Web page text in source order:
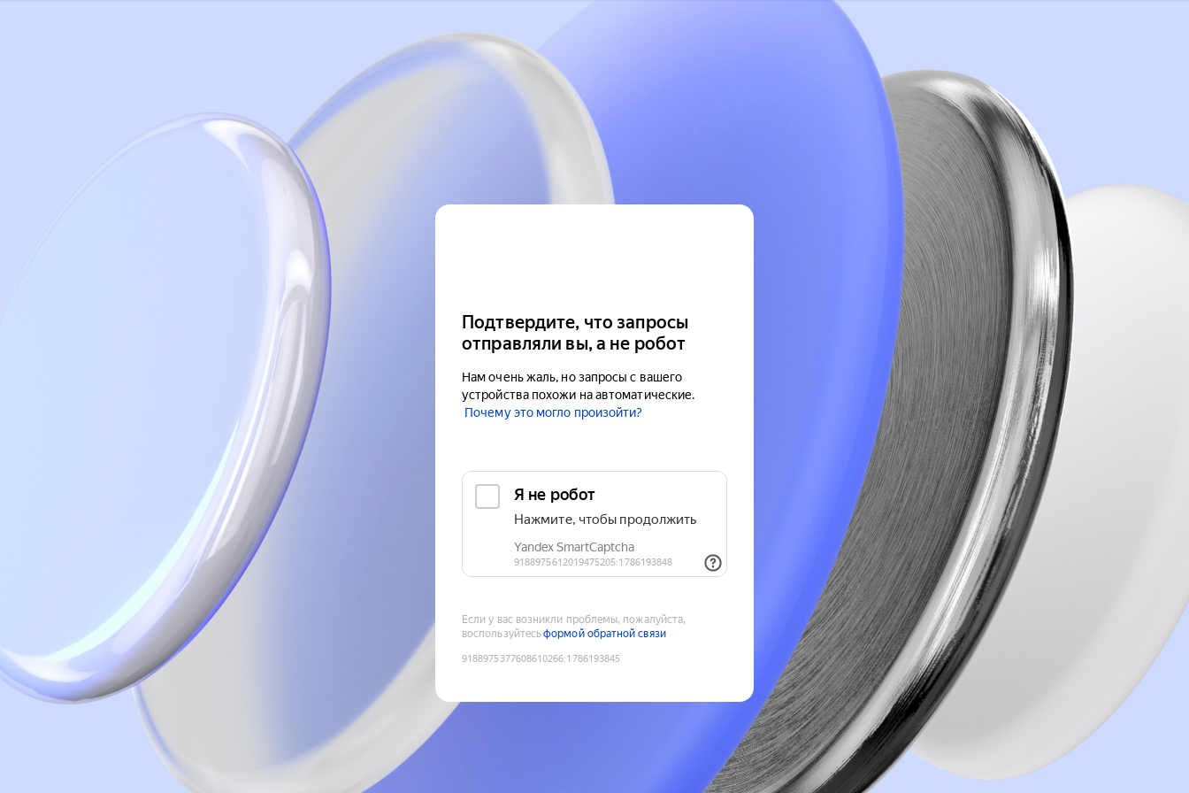
Подтвердите, что запросы
отправляли вы, а не робот
Нам очень жаль, но запросы с вашего
устройства похожи на автоматические.
Почему это могло произойти?
Если у вас возникли проблемы, пожалуйста,
воспользуйтесьформой обратной связи
9188975377608610266:1786193845